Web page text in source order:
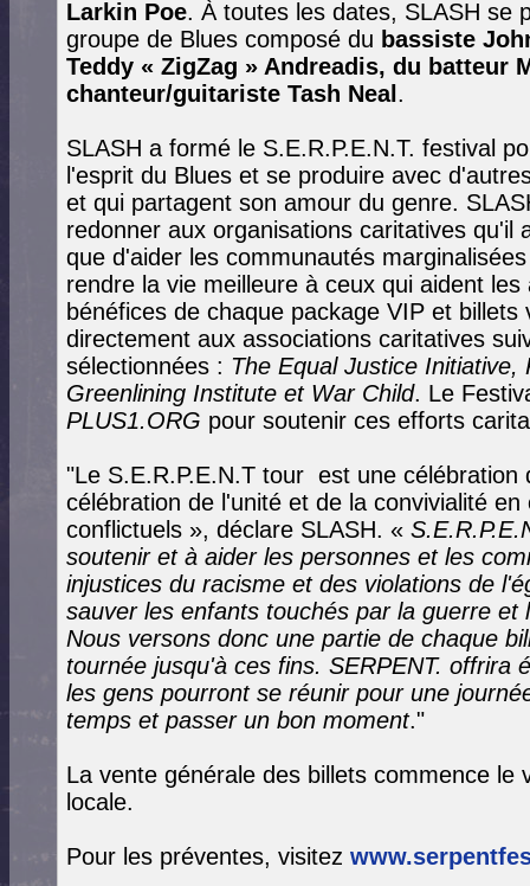
Larkin Poe. À toutes les dates, SLASH se
groupe de Blues composé du bassiste
Teddy « ZigZag » Andreadis, du batteur
chanteur/guitariste Tash Neal .
SLASH a formé le S.E.R.P.E.N.T. festival
l'esprit du Blues et se produire avec
et qui partagent son amour du genre.
redonner aux organisations caritatives qu'il
que d'aider les communautés
rendre la vie meilleure à ceux qui aident
bénéfices de chaque package VIP et billets
directement aux associations caritatives
sélectionnées : The Equal Justice
Greenlining Institute et War Child. Le
PLUS1.ORG pour soutenir ces efforts
"Le S.E.R.P.E.N.T tour est une célébration
célébration de l'unité et de la convivialité
conflictuels », déclare SLASH. «
soutenir et à aider les personnes et les
injustices du racisme et des violations de
sauver les enfants touchés par la guerre
Nous versons donc une partie de chaque
tournée jusqu'à ces fins. SERPENT. offrira
les gens pourront se réunir pour une
temps et passer un bon moment."
La vente générale des billets commence le
locale.
Pour les préventes, visitez